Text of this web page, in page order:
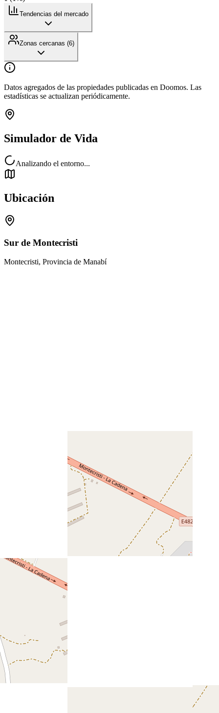
Tendencias del mercado
Zonas cercanas (6)
Datos agregados de las propiedades publicadas en Doomos. Las
estadísticas se actualizan periódicamente.
Simulador de Vida
Analizando el entorno...
Ubicación
Sur de Montecristi
Montecristi, Provincia de Manabí